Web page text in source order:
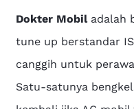
Dokter Mobiladalah
tune up berstandar
canggih untuk
Satu-satunya